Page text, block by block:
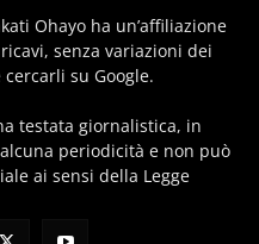
Ohayo ha un’affiliazione
senza variazioni dei
su Google.
testata giornalistica, in
periodicità e non può
ai sensi della Legge